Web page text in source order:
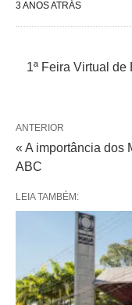
3 ANOS ATRÁS
1ª Feira Virtual
ANTERIOR
« A importância dos
ABC
LEIA TAMBÉM: